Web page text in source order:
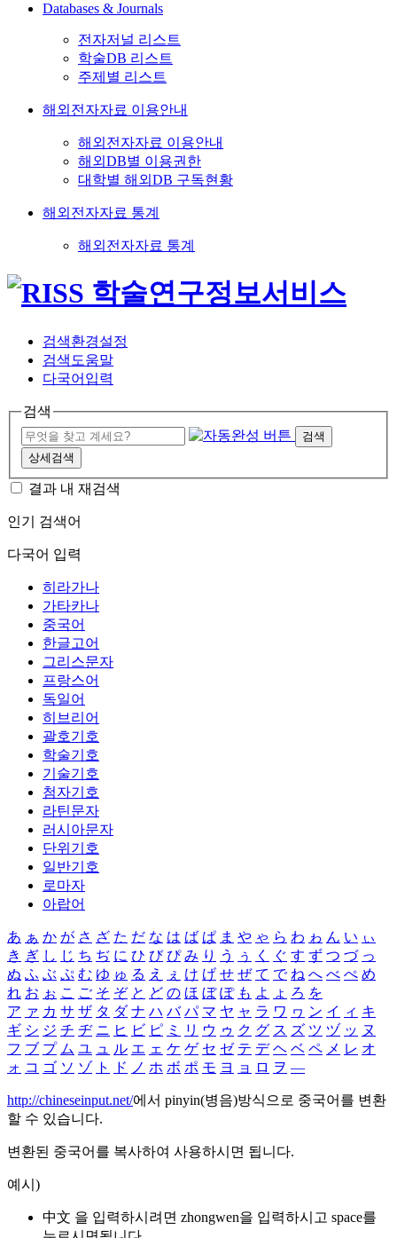
Databases & Journals
전자저널 리스트
학술DB 리스트
주제별 리스트
해외전자자료 이용안내
해외전자자료 이용안내
해외DB별 이용권한
대학별 해외DB 구독현황
해외전자자료 통계
해외전자자료 통계
검색환경설정
검색도움말
다국어입력
검색
검색
상세검색
결과 내 재검색
인기 검색어
다국어 입력
히라가나
가타카나
중국어
한글고어
그리스문자
프랑스어
독일어
히브리어
괄호기호
학술기호
기술기호
첨자기호
라틴문자
러시아문자
단위기호
일반기호
로마자
아랍어
あ ぁ か が さ ざ た だ な は ば ぱ ま や ゃ ら わ ゎ ん い ぃ
き ぎ し じ ち ぢ に ひ び ぴ み り う ぅ く ぐ す ず つ づ っ
ぬ ふ ぶ ぷ む ゆ ゅ る え ぇ け げ せ ぜ て で ね へ べ ぺ め
れ お ぉ こ ご そ ぞ と ど の ほ ぼ ぽ も よ ょ ろ を
ア ァ カ サ ザ タ ダ ナ ハ バ パ マ ヤ ャ ラ ワ ヮ ン イ ィ キ
ギ シ ジ チ ヂ ニ ヒ ビ ピ ミ リ ウ ゥ ク グ ス ズ ツ ヅ ッ ヌ
フ ブ プ ム ユ ュ ル エ ェ ケ ゲ セ ゼ テ デ ヘ ベ ペ メ レ オ
ォ コ ゴ ソ ゾ ト ド ノ ホ ボ ポ モ ヨ ョ ロ ヲ ―
http://chineseinput.net/에서 pinyin(병음)방식으로 중국어를 변환
할 수 있습니다.
변환된 중국어를 복사하여 사용하시면 됩니다.
예시)
中文 을 입력하시려면 zhongwen을 입력하시고 space를